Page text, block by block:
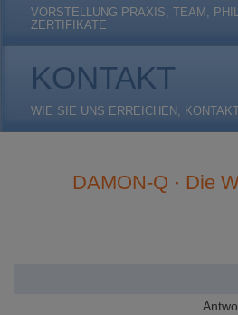
VORSTELLUNG PRAXIS, TEAM,
ZERTIFIKATE
KONTAKT
WIE SIE UNS ERREICHEN,
DAMON-Q · Die